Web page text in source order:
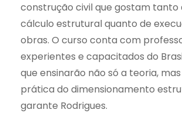
construção civil que gostam tanto
cálculo estrutural quanto de
obras. O curso conta com
experientes e capacitados do
que ensinarão não só a teoria,
prática do dimensionamento
garante Rodrigues.